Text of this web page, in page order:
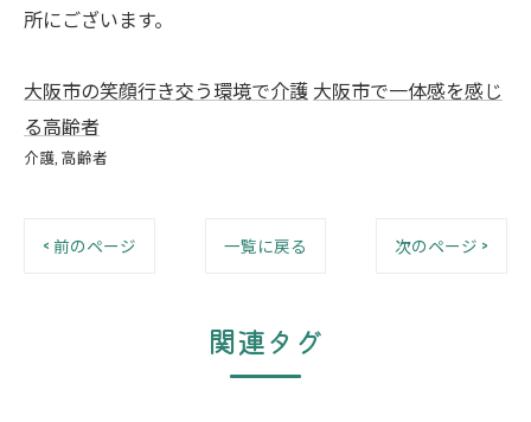
所にございます。
大阪市の笑顔行き交う環境で介護 大阪市で一体感を感じ
る高齢者
介護 高齢者
< 前のページ 一覧に戻る 次のページ >
関連タグ